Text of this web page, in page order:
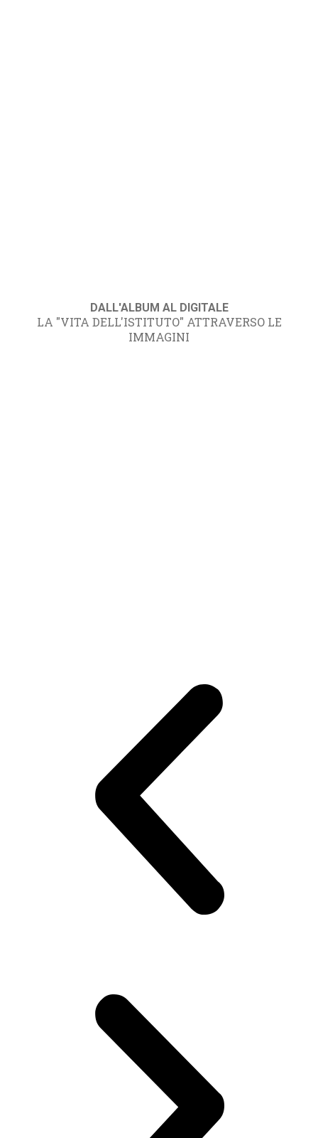
DALL'ALBUM AL DIGITALE
LA "VITA DELL'ISTITUTO" ATTRAVERSO LE
IMMAGINI